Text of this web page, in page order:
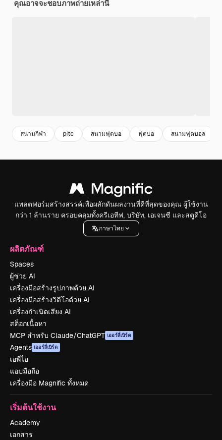
คุณอาจจะชอบภาพถ่ายเหล่านี้
สนามกีฬา pitc สนามฟุตบอ ฟุตบอ สนามฟุตบอล
แพลตฟอร์มสร้างสรรค์เพื่อผลักดันผลงานที่ดีที่สุดของคุณ ผู้ใช้งาน
กว่า 1 ล้านราย ครอบคลุมทั้งครีเอทีฟ, บริษัท, เอเจนซี และสตูดิโอ
ภาษาไทย
ผลิตภัณฑ์
Spaces
ผู้ช่วย AI
เครื่องมือสร้างรูปภาพด้วย AI
เครื่องมือสร้างวิดีโอด้วย AI
เครื่องกำเนิดเสียง AI
สต็อกเนื้อหา
MCP สำหรับ Claude/ChatGPT เออร์ลี่เบิร์ด
Agents เออร์ลี่เบิร์ด
เอพีไอ
แอปมือถือ
เครื่องมือ Magnific ทั้งหมด
เริ่มต้นใช้งาน
Academy
เอกสาร